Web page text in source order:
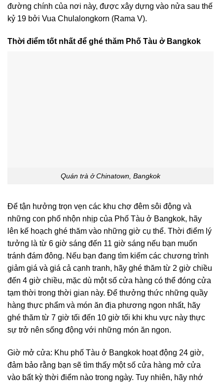
đường chính của nơi này, được xây dựng vào nửa sau thế
kỷ 19 bởi Vua Chulalongkorn (Rama V).
Thời điểm tốt nhất để ghé thăm Phố Tàu ở Bangkok
Quán trà ở Chinatown, Bangkok
Để tận hưởng trọn vẹn các khu chợ đêm sôi động và
những con phố nhộn nhịp của Phố Tàu ở Bangkok, hãy
lên kế hoạch ghé thăm vào những giờ cụ thể. Thời điểm lý
tưởng là từ 6 giờ sáng đến 11 giờ sáng nếu bạn muốn
tránh đám đông. Nếu bạn đang tìm kiếm các chương trình
giảm giá và giá cả cạnh tranh, hãy ghé thăm từ 2 giờ chiều
đến 4 giờ chiều, mặc dù một số cửa hàng có thể đóng cửa
tạm thời trong thời gian này. Để thưởng thức những quầy
hàng thực phẩm và món ăn địa phương ngon nhất, hãy
ghé thăm từ 7 giờ tối đến 10 giờ tối khi khu vực này thực
sự trở nên sống động với những món ăn ngon.
Giờ mở cửa: Khu phố Tàu ở Bangkok hoạt động 24 giờ,
đảm bảo rằng bạn sẽ tìm thấy một số cửa hàng mở cửa
vào bất kỳ thời điểm nào trong ngày. Tuy nhiên, hãy nhớ